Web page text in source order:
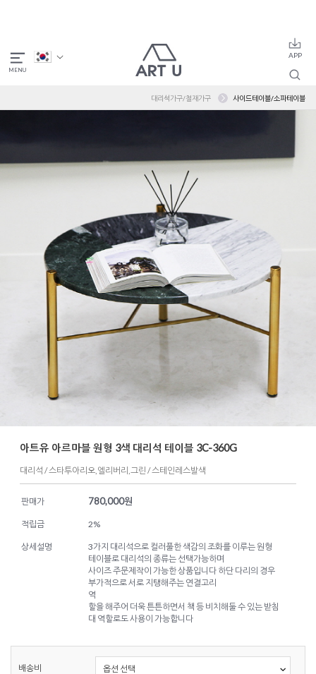
대리석가구/철재가구 사이드테이블/소파테이블
아트유 아르마블 원형 3색 대리석 테이블 3C-360G
대리석 / 스타투아리오,엘리버리,그린 / 스테인레스발색
판매가 780,000원
적립금 2%
상세설명
3가지 대리석으로 컬러풀한 색감의 조화를 이루는 원형
테이블로 대리석의 종류는 선택가능하며
사이즈 주문제작이 가능한 상품입니다 하단 다리의 경우
부가적으로 서로 지탱해주는 연결고리
역
할을 해주어 더욱 튼튼하면서 책 등 비치해둘 수 있는 받침
대 역할로도 사용이 가능합니다
배송비